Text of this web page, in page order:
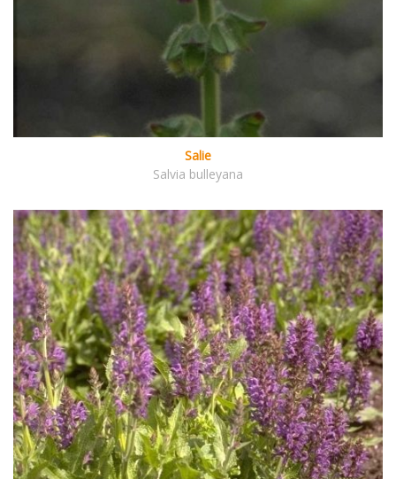
Salie
Salvia bulleyana